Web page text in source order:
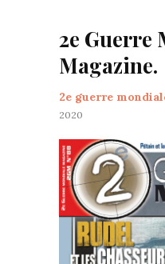
2e Guerre
Magazine.
2e guerre
2020